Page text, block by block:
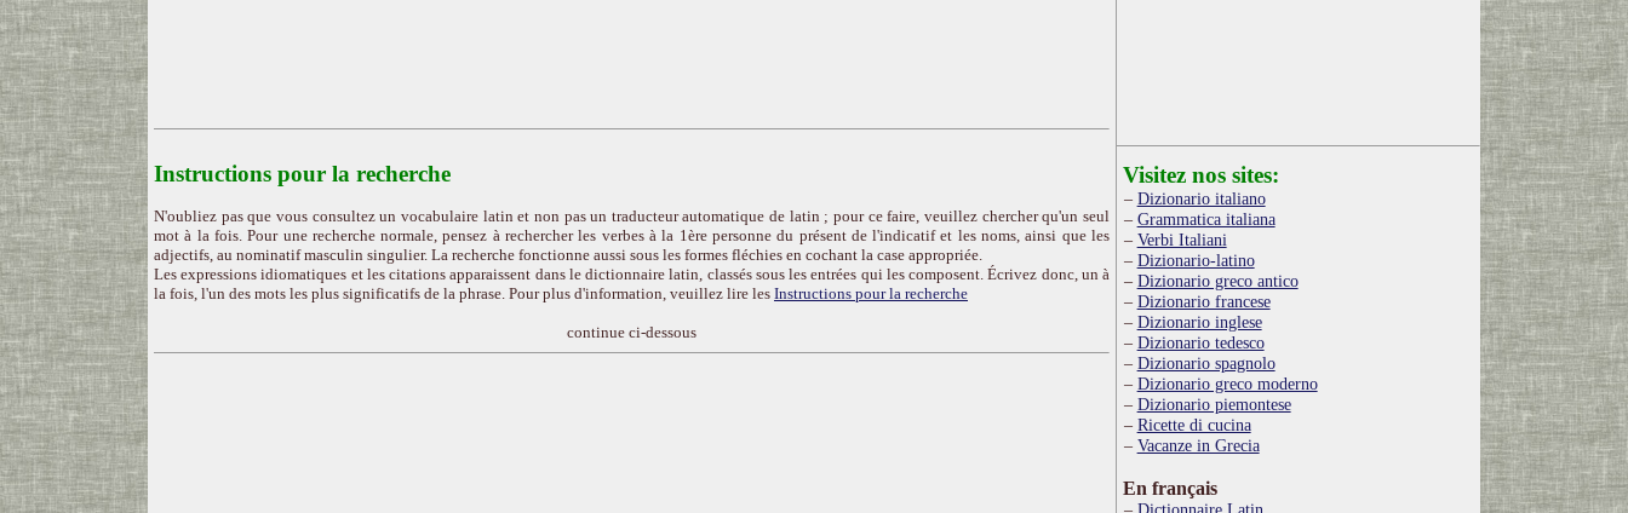
Instructions pour la recherche
N'oubliez pas que vous consultez un vocabulaire latin et non pas un traducteur automatique de latin ; pour ce faire, veuillez chercher qu'un seul
mot à la fois. Pour une recherche normale, pensez à rechercher les verbes à la 1ère personne du présent de l'indicatif et les noms, ainsi que les
adjectifs, au nominatif masculin singulier. La recherche fonctionne aussi sous les formes fléchies en cochant la case appropriée.
Les expressions idiomatiques et les citations apparaissent dans le dictionnaire latin, classés sous les entrées qui les composent. Écrivez donc, un à
la fois, l'un des mots les plus significatifs de la phrase. Pour plus d'information, veuillez lire les Instructions pour la recherche
continue ci-dessous
Visitez nos sites:
Dizionario italiano
Grammatica italiana
Verbi Italiani
Dizionario-latino
Dizionario greco antico
Dizionario francese
Dizionario inglese
Dizionario tedesco
Dizionario spagnolo
Dizionario greco moderno
Dizionario piemontese
Ricette di cucina
Vacanze in Grecia
En français